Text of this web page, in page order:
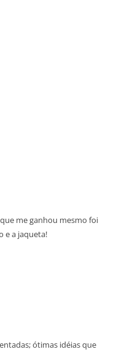
me ganhou mesmo foi
e a jaqueta!
ótimas idéias que